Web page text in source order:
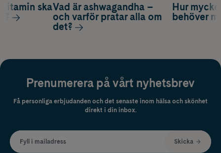
Hur
behöver
skaVad är ashwagandha –
och varför pratar alla om
det?
Prenumerera på vårt nyhetsbrev
Få personliga erbjudanden och det senaste inom hälsa och skönhet
direkt i din inbox.
Fyll i mailadress Skicka